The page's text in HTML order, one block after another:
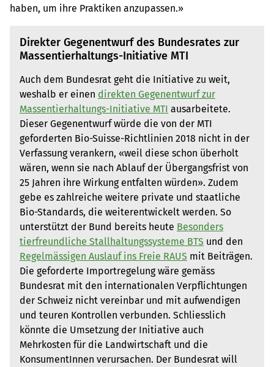
haben, um ihre Praktiken anzupassen.»
Direkter Gegenentwurf des Bundesrates zur
Massentierhaltungs-Initiative MTI
Auch dem Bundesrat geht die Initiative zu weit,
weshalb er einen direkten Gegenentwurf zur
Massentierhaltungs-Initiative MTI ausarbeitete.
Dieser Gegenentwurf würde die von der MTI
geforderten Bio-Suisse-Richtlinien 2018 nicht in der
Verfassung verankern, «weil diese schon überholt
wären, wenn sie nach Ablauf der Übergangsfrist von
25 Jahren ihre Wirkung entfalten würden». Zudem
gebe es zahlreiche weitere private und staatliche
Bio-Standards, die weiterentwickelt werden. So
unterstützt der Bund bereits heute Besonders
tierfreundliche Stallhaltungssysteme BTS und den
Regelmässigen Auslauf ins Freie RAUS mit Beiträgen.
Die geforderte Importregelung wäre gemäss
Bundesrat mit den internationalen Verpflichtungen
der Schweiz nicht vereinbar und mit aufwendigen
und teuren Kontrollen verbunden. Schliesslich
könnte die Umsetzung der Initiative auch
Mehrkosten für die Landwirtschaft und die
KonsumentInnen verursachen. Der Bundesrat will